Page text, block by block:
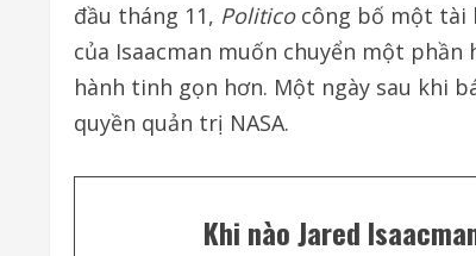
đầu tháng 11, Politicocông bố một tài
của Isaacman muốn chuyển một phần
hành tinh gọn hơn. Một ngày sau khi
quyền quản trị NASA.
Khi nào Jared